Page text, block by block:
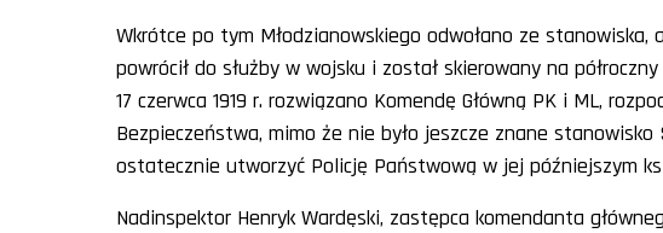
Wkrótce po tym Młodzianowskiego odwołano ze stanowiska,
powrócił do służby w wojsku i został skierowany na
17 czerwca 1919 r. rozwiązano Komendę Główną PK i ML,
Bezpieczeństwa, mimo że nie było jeszcze znane
ostatecznie utworzyć Policję Państwową w jej późniejszym
Nadinspektor Henryk Wardęski, zastępca komendanta